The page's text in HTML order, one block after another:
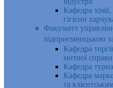
Кафедра хімії,
гігієни
Факультет
підприємницькою
Кафедра
митної справи
Кафедра
Кафедра
та